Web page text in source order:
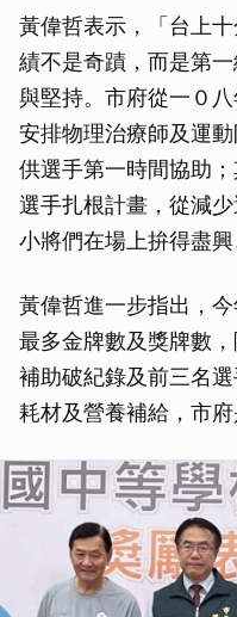
黃偉哲表示，「台上
績不是奇蹟，而是第
與堅持。市府從一０
安排物理治療師及運
供選手第一時間協助
選手扎根計畫，從減
小將們在場上拚得盡興
黃偉哲進一步指出，
最多金牌數及獎牌數
補助破紀錄及前三名
耗材及營養補給，市府